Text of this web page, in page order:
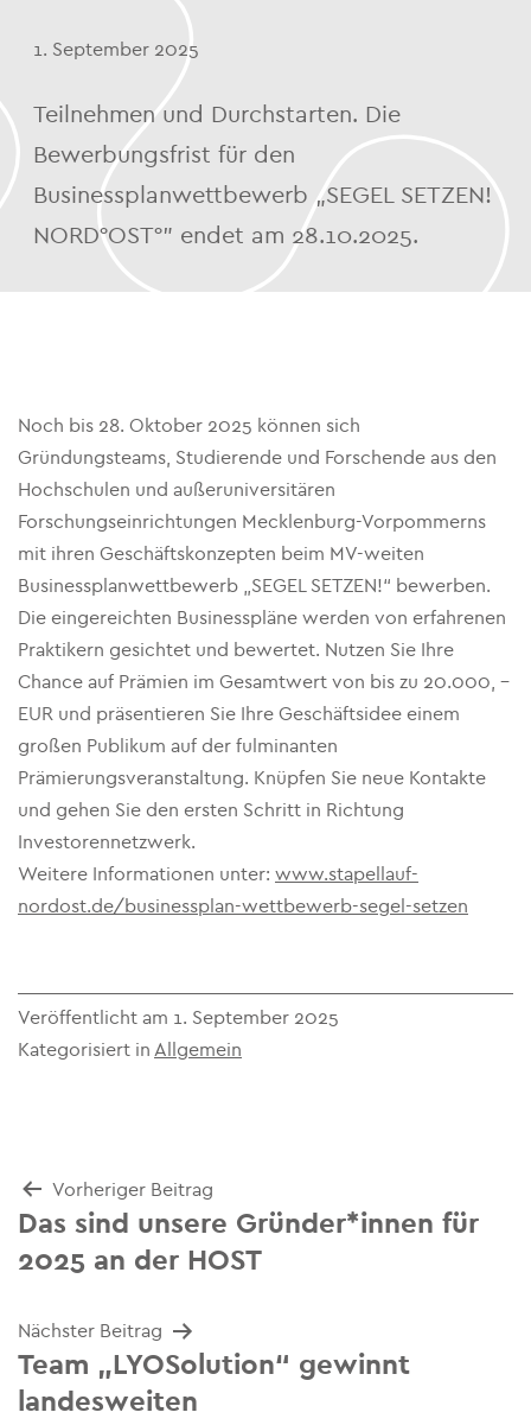
1. September 2025
Teilnehmen und Durchstarten. Die
Bewerbungsfrist für den
Businessplanwettbewerb „SEGEL SETZEN!
NORD°OST°" endet am 28.10.2025.
Noch bis 28. Oktober 2025 können sich
Gründungsteams, Studierende und Forschende aus den
Hochschulen und außeruniversitären
Forschungseinrichtungen Mecklenburg-Vorpommerns
mit ihren Geschäftskonzepten beim MV-weiten
Businessplanwettbewerb „SEGEL SETZEN!“ bewerben.
Die eingereichten Businesspläne werden von erfahrenen
Praktikern gesichtet und bewertet. Nutzen Sie Ihre
Chance auf Prämien im Gesamtwert von bis zu 20.000, –
EUR und präsentieren Sie Ihre Geschäftsidee einem
großen Publikum auf der fulminanten
Prämierungsveranstaltung. Knüpfen Sie neue Kontakte
und gehen Sie den ersten Schritt in Richtung
Investorennetzwerk.
Weitere Informationen unter: www.stapellauf-
nordost.de/businessplan-wettbewerb-segel-setzen
Veröffentlicht am 1. September 2025
Kategorisiert in Allgemein
Beitrags-
Navigation
Vorheriger Beitrag
Das sind unsere Gründer*innen für
2025 an der HOST
Nächster Beitrag
Team „LYOSolution“ gewinnt
landesweiten